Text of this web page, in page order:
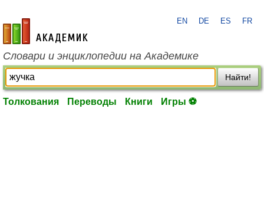
academic.ru
EN DE ES FR
Словари и энциклопедии на Академике
Найти!
Толкования Переводы Книги Игры ⚽